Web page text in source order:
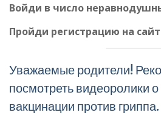
Войди в число
Пройди регистрацию на
Уважаемые родители!
посмотреть видеоролики
вакцинации против гриппа.